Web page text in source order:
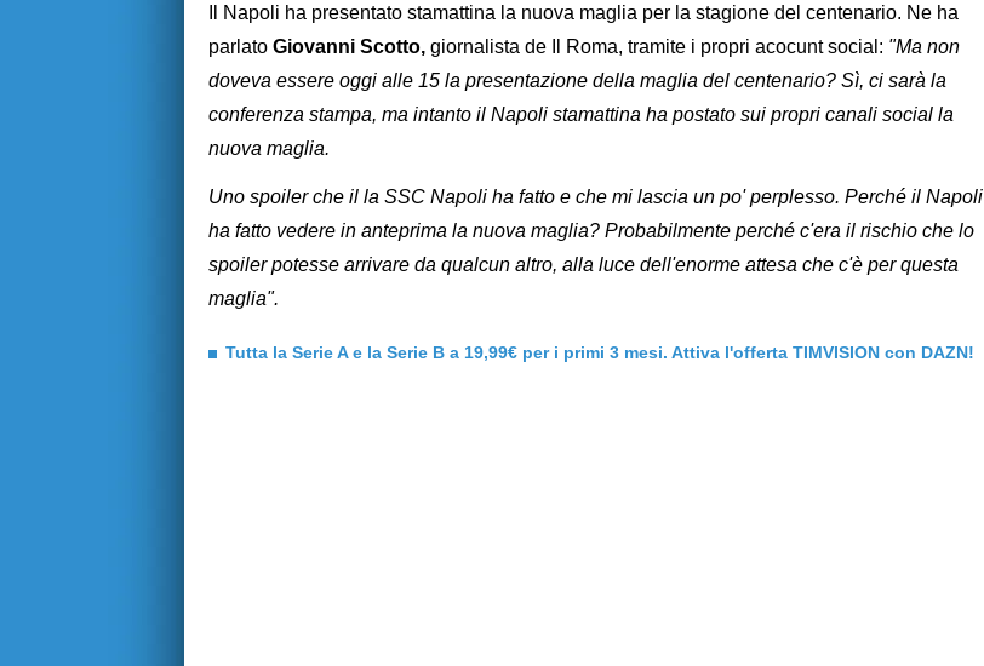
Il Napoli ha presentato stamattina la nuova maglia per la stagione del centenario. Ne ha
parlato Giovanni Scotto, giornalista de Il Roma, tramite i propri acocunt social: "Ma non
doveva essere oggi alle 15 la presentazione della maglia del centenario? Sì, ci sarà la
conferenza stampa, ma intanto il Napoli stamattina ha postato sui propri canali social la
nuova maglia.
Uno spoiler che il la SSC Napoli ha fatto e che mi lascia un po' perplesso. Perché il Napoli
ha fatto vedere in anteprima la nuova maglia? Probabilmente perché c'era il rischio che lo
spoiler potesse arrivare da qualcun altro, alla luce dell'enorme attesa che c'è per questa
maglia".
Tutta la Serie A e la Serie B a 19,99€ per i primi 3 mesi. Attiva l'offerta TIMVISION con DAZN!